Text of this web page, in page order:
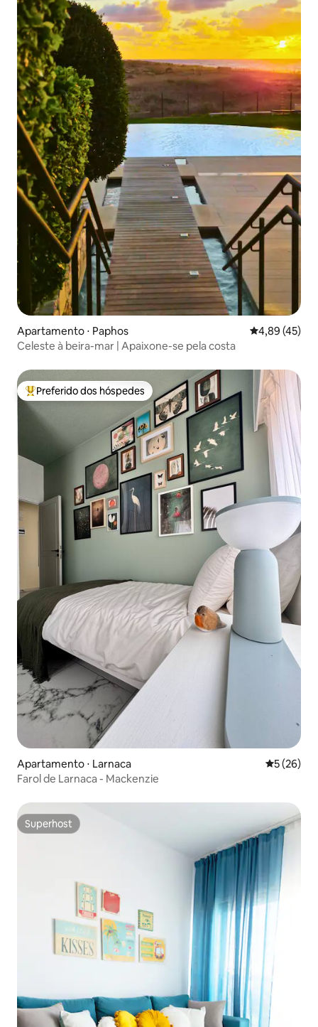
Apartamento ⋅ Paphos 4,89 de uma
4,89 (45)
Celeste à beira-mar | Apaixone-se pela costa
Entre os melhores preferidos dos hóspedes
Preferido dos hóspedes
Apartamento ⋅ Larnaca 5 de uma
5 (26)
Farol de Larnaca - Mackenzie
Superhost
Superhost